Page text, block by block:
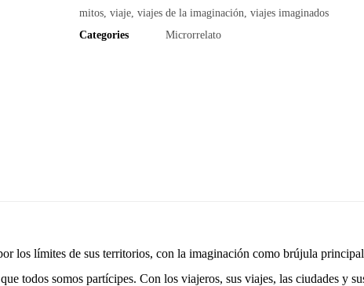
mitos, viaje, viajes de la imaginación viajes imaginados
Categories
Microrrelato
los límites de sus territorios, con la imaginación como brújula
todos somos partícipes. Con los viajeros, sus viajes, las ciudades y